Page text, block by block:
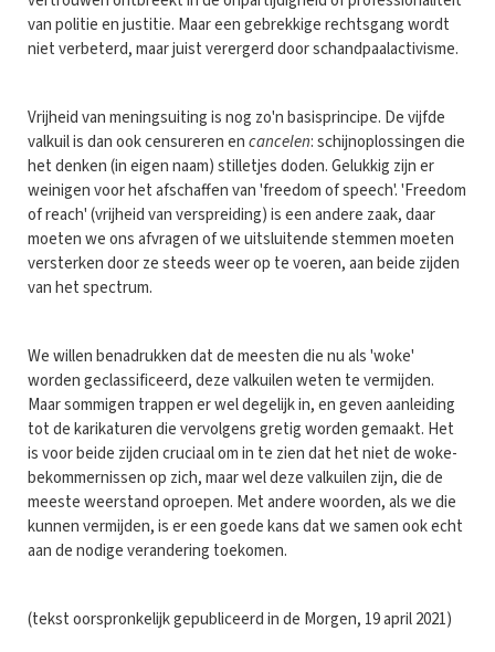
van politie en justitie. Maar een gebrekkige rechtsgang wordt
niet verbeterd, maar juist verergerd door schandpaalactivisme.
Vrijheid van meningsuiting is nog zo'n basisprincipe. De vijfde
valkuil is dan ook censureren encancelen: schijnoplossingen die
het denken (in eigen naam) stilletjes doden. Gelukkig zijn er
weinigen voor het afschaffen van 'freedom of speech'. 'Freedom
of reach' (vrijheid van verspreiding) is een andere zaak, daar
moeten we ons afvragen of we uitsluitende stemmen moeten
versterken door ze steeds weer op te voeren, aan beide zijden
van het spectrum.
We willen benadrukken dat de meesten die nu als 'woke'
worden geclassificeerd, deze valkuilen weten te vermijden.
Maar sommigen trappen er wel degelijk in, en geven aanleiding
tot de karikaturen die vervolgens gretig worden gemaakt. Het
is voor beide zijden cruciaal om in te zien dat het niet de woke-
bekommernissen op zich, maar wel deze valkuilen zijn, die de
meeste weerstand oproepen. Met andere woorden, als we die
kunnen vermijden, is er een goede kans dat we samen ook echt
aan de nodige verandering toekomen.
(tekst oorspronkelijk gepubliceerd in de Morgen, 19 april 2021)